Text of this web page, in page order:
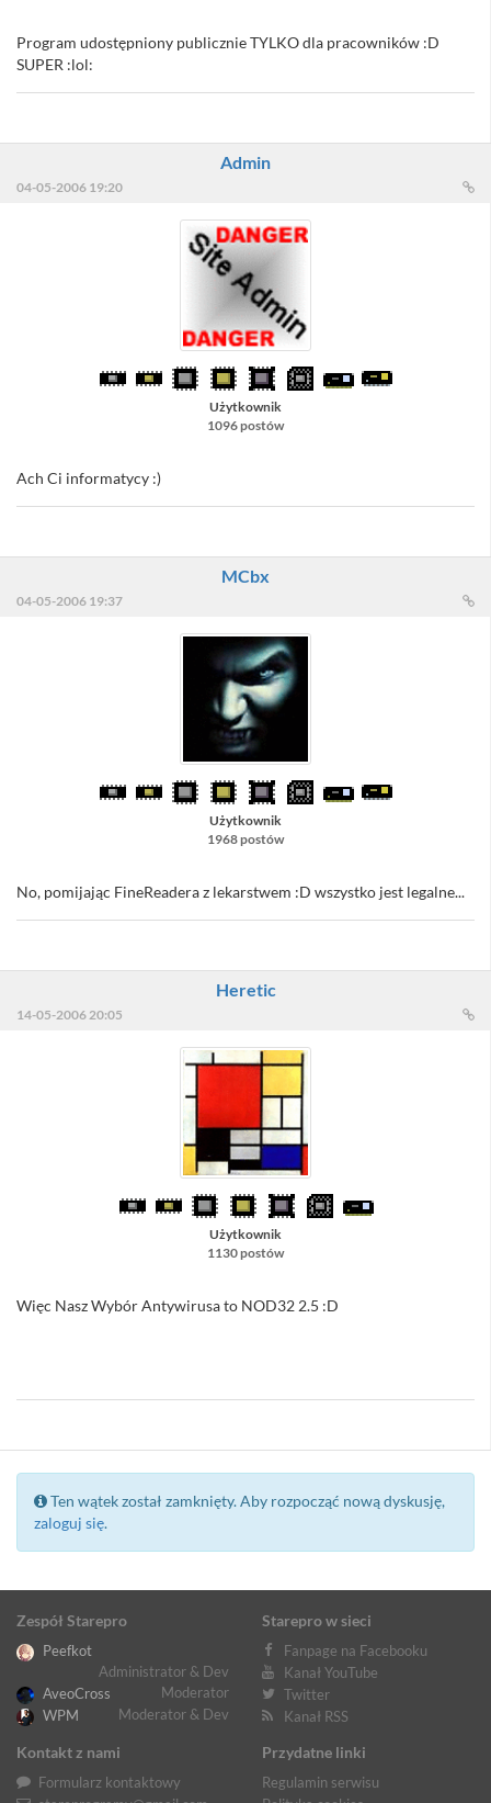
Program udostępniony publicznie TYLKO dla pracowników :D
SUPER :lol:
Admin
04-05-2006 19:20
Użytkownik
1096 postów
Ach Ci informatycy :)
MCbx
04-05-2006 19:37
Użytkownik
1968 postów
No, pomijając FineReadera z lekarstwem :D wszystko jest legalne...
Heretic
14-05-2006 20:05
Użytkownik
1130 postów
Więc Nasz Wybór Antywirusa to NOD32 2.5 :D
Ten wątek został zamknięty. Aby rozpocząć nową dyskusję,
zaloguj się.
Zespół Starepro
Peefkot
Administrator & Dev
AveoCross
Moderator
WPM
Moderator & Dev
Starepro w sieci
Fanpage na Facebooku
Kanał YouTube
Twitter
Kanał RSS
Kontakt z nami
Formularz kontaktowy
Przydatne linki
Regulamin serwisu